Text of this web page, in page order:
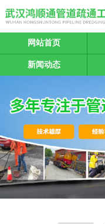
网站首页
新闻动态